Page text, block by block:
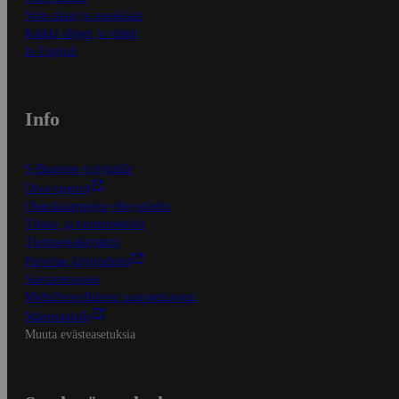
Näin tilaat ja muokkaat
Kaikki ohjeet ja vinkit
In English
Info
S-Business yrityksille
Oiva-raportit
Osuuskauppojen yhteystiedot
Tilaus- ja toimitusehdot
Tietosuojakäytäntö
Palvelun käyttöehdot
Saavutettavuus
Mobiilisovelluksen saavutettavuus
Mainostajalle
Muuta evästeasetuksia